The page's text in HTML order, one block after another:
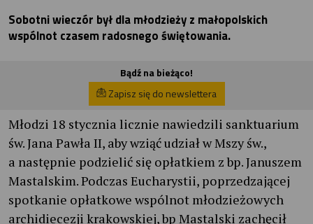
Sobotni wieczór był dla młodzieży z małopolskich
wspólnot czasem radosnego świętowania.
Bądź na bieżąco!
Zapisz się do newslettera
Młodzi 18 stycznia licznie nawiedzili sanktuarium
św. Jana Pawła II, aby wziąć udział w Mszy św.,
a następnie podzielić się opłatkiem z bp. Januszem
Mastalskim. Podczas Eucharystii, poprzedzającej
spotkanie opłatkowe wspólnot młodzieżowych
archidiecezji krakowskiej, bp Mastalski zachęcił